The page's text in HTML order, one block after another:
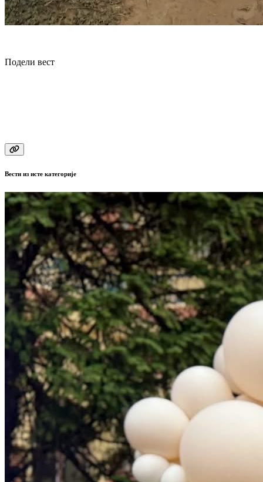
Подели вест
Вести из исте категорије